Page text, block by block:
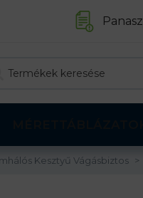
Panasz
Kesztyű Vágásbiztos